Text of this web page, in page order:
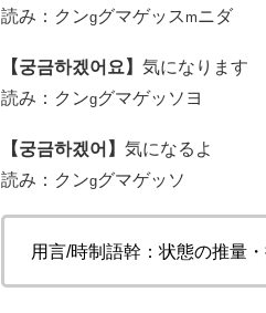
読み：クンgグマゲッス m ニダ
【궁금하겠어요】 気になります
読み：クンgグマゲッソヨ
【궁금하겠어】 気になるよ
読み：クンgグマゲッソ
用言/時制語幹：状態の推量